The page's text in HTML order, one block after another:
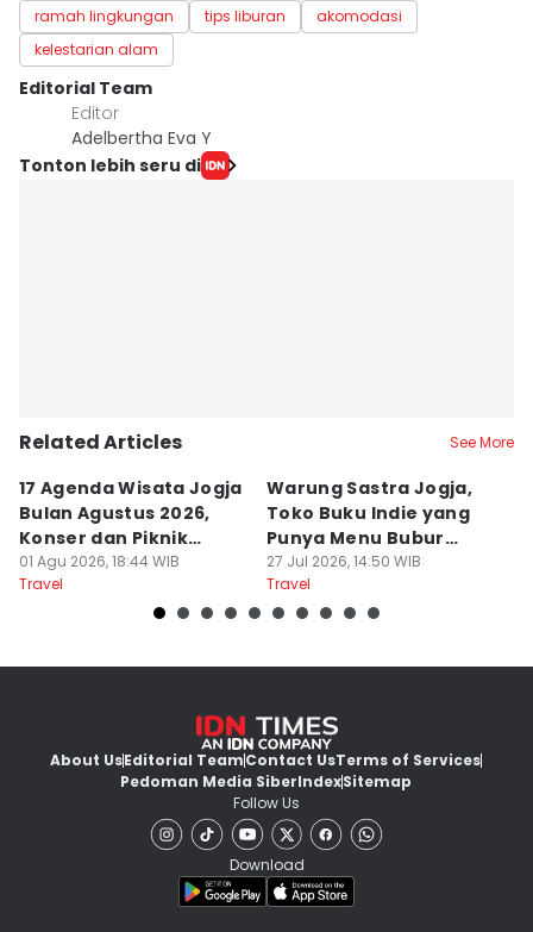
ramah lingkungan tips liburan
akomodasi
kelestarian alam
Editorial Team
Editor
Adelbertha Eva Y
Tonton lebih seru di
Related Articles See More
17 Agenda Wisata Jogja
Bulan Agustus 2026,
Konser dan Piknik
Literasi
01 Agu 2026, 18:44 WIB
Travel
Warung Sastra Jogja,
Toko Buku Indie yang
Punya Menu Bubur
Manado
27 Jul 2026, 14:50 WIB
Travel
About UsEditorial TeamContact UsTerms of Services
Pedoman Media SiberIndexSitemap
Follow Us
Download